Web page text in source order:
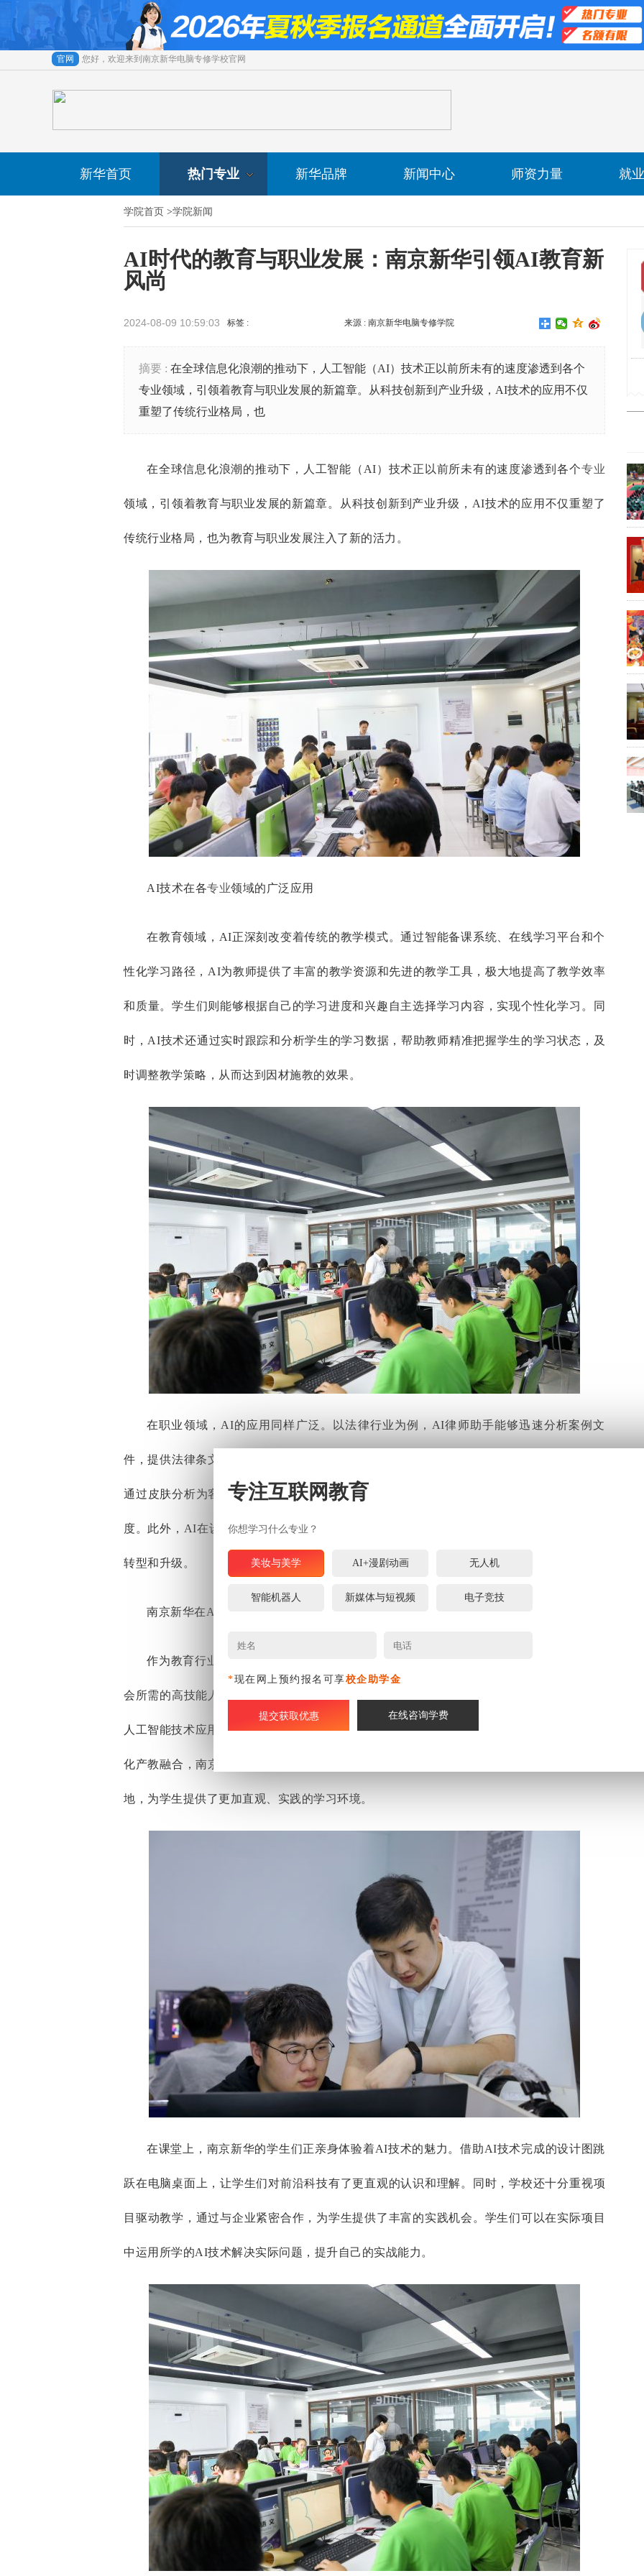
官网 您好，欢迎来到南京新华电脑专修学校官网
新华首页 热门专业 新华品牌 新闻中心 师资力量 就
学院首页 >学院新闻
AI时代的教育与职业发展：南京新华引领AI教育新
风尚
2024-08-09 10:59:03 标签 : 来源 : 南京新华电脑专修学院
摘要 : 在全球信息化浪潮的推动下，人工智能（AI）技术正以前所未有的速度渗透到各个
专业领域，引领着教育与职业发展的新篇章。从科技创新到产业升级，AI技术的应用不仅
重塑了传统行业格局，也
在全球信息化浪潮的推动下，人工智能（AI）技术正以前所未有的速度渗透到各个专业
领域，引领着教育与职业发展的新篇章。从科技创新到产业升级，AI技术的应用不仅重塑了
传统行业格局，也为教育与职业发展注入了新的活力。
AI技术在各专业领域的广泛应用
在教育领域，AI正深刻改变着传统的教学模式。通过智能备课系统、在线学习平台和个
性化学习路径，AI为教师提供了丰富的教学资源和先进的教学工具，极大地提高了教学效率
和质量。学生们则能够根据自己的学习进度和兴趣自主选择学习内容，实现个性化学习。同
时，AI技术还通过实时跟踪和分析学生的学习数据，帮助教师精准把握学生的学习状态，及
时调整教学策略，从而达到因材施教的效果。
在职业领域，AI的应用同样广泛。以法律行业为例，AI律师助手能够迅速分析案例文
件，提供法律条文引用和案例对比，帮助律师更高效地准备案件。在美容行业，AI美容顾问
通过皮肤分析为客户提供个性化的护肤建议和产品推荐，极大地提升了服务质量和客户满意
度。此外，AI在设计、制造、医疗等多个领域也发挥着重要作用，推动着这些行业的智能化
转型和升级。
南京新华在AI教育
作为教育行业的佼佼者，南京新华紧跟时代步伐，积极布局AI教育领域，为培养未来社
会所需的高技能人才贡献力量。学校已建立起一套全新的AI
人工智能技术应用、5G网络运维、AI信息安全与智能安防等多个智能制造关键领域。通过深
化产教融合，南京新华成功构建了涵盖AI数智产业、工业机器人技术等六大产教融合实训基
地，为学生提供了更加直观、实践的学习环境。
在课堂上，南京新华的学生们正亲身体验着AI技术的魅力。借助AI技术完成的设计图跳
跃在电脑桌面上，让学生们对前沿科技有了更直观的认识和理解。同时，学校还十分重视项
目驱动教学，通过与企业紧密合作，为学生提供了丰富的实践机会。学生们可以在实际项目
中运用所学的AI技术解决实际问题，提升自己的实战能力。
专注互联网教育
你想学习什么专业？
美妆与美学 AI+漫剧动画 无人机
智能机器人 新媒体与短视频 电子竞技
*现在网上预约报名可享校企助学金
在线咨询学费